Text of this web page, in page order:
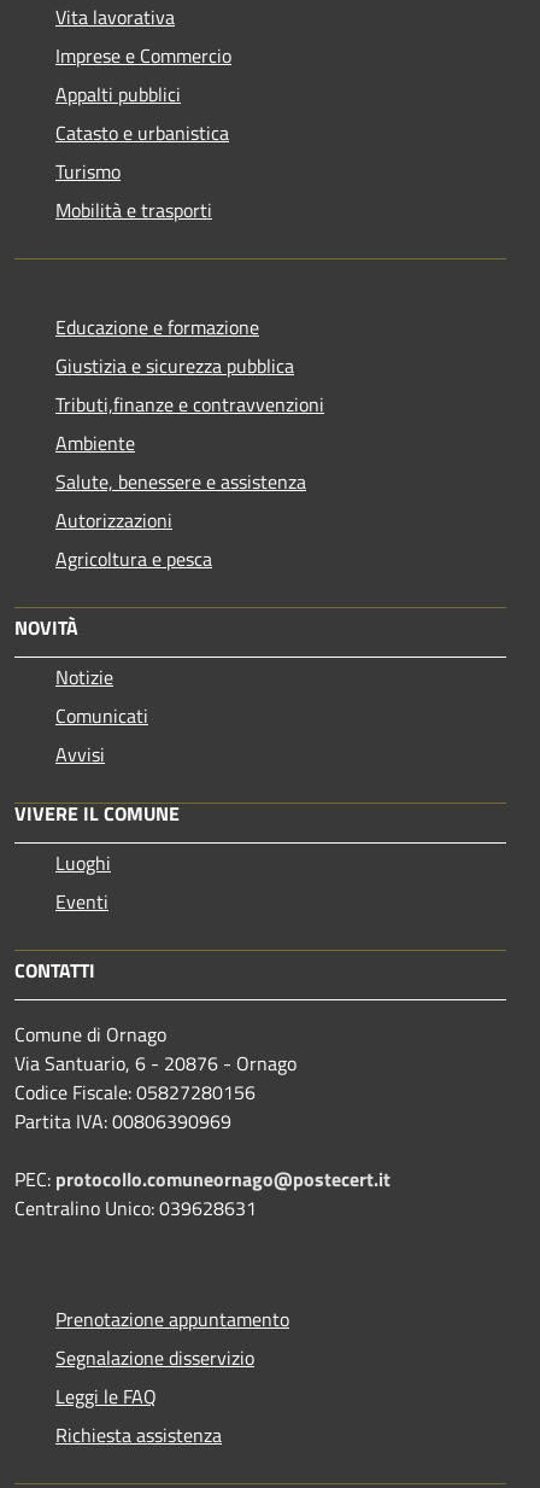
Vita lavorativa
Imprese e Commercio
Appalti pubblici
Catasto e urbanistica
Turismo
Mobilità e trasporti
Educazione e formazione
Giustizia e sicurezza pubblica
Tributi,finanze e contravvenzioni
Ambiente
Salute, benessere e assistenza
Autorizzazioni
Agricoltura e pesca
NOVITÀ
Notizie
Comunicati
Avvisi
VIVERE IL COMUNE
Luoghi
Eventi
CONTATTI
Comune di Ornago
Via Santuario, 6 - 20876 - Ornago
Codice Fiscale: 05827280156
Partita IVA: 00806390969
PEC: protocollo.comuneornago@postecert.it
Centralino Unico: 039628631
Prenotazione appuntamento
Segnalazione disservizio
Leggi le FAQ
Richiesta assistenza